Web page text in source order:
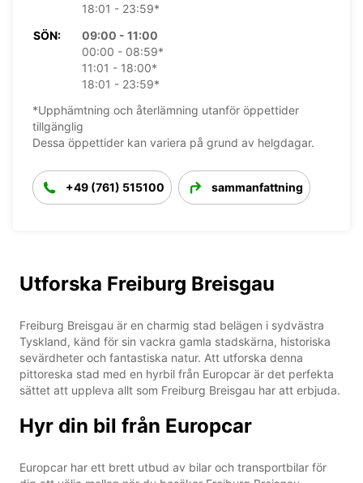
18:01 - 23:59*
SÖN:
09:00 - 11:00
00:00 - 08:59*
11:01 - 18:00*
18:01 - 23:59*
*Upphämtning och återlämning utanför öppettider
tillgänglig
Dessa öppettider kan variera på grund av helgdagar.
+49 (761) 515100 sammanfattning
Utforska Freiburg Breisgau
Freiburg Breisgau är en charmig stad belägen i sydvästra
Tyskland, känd för sin vackra gamla stadskärna, historiska
sevärdheter och fantastiska natur. Att utforska denna
pittoreska stad med en hyrbil från Europcar är det perfekta
sättet att uppleva allt som Freiburg Breisgau har att erbjuda.
Hyr din bil från Europcar
Europcar har ett brett utbud av bilar och transportbilar för